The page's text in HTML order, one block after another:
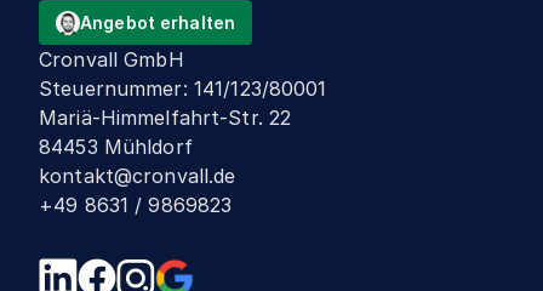
Angebot erhalten
Cronvall GmbH
Steuernummer: 141/123/80001
Mariä-Himmelfahrt-Str. 22
84453 Mühldorf
kontakt@cronvall.de
+49 8631 / 9869823